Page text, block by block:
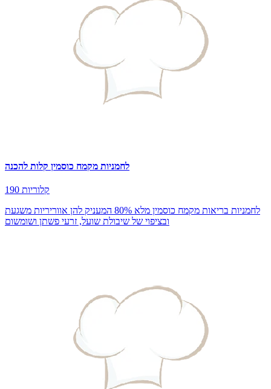
לחמניות מקמח כוסמין קלות להכנה
190 קלוריות
לחמניות בריאות מקמח כוסמין מלא 80% המעניק להן אווריריות משגעת
ובציפוי של שיבולת שועל, זרעי פשתן ושומשום